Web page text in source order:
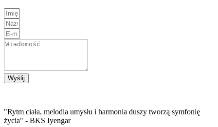
Wyślij
"Rytm ciała, melodia umysłu i harmonia duszy tworzą symfonię
życia" - BKS Iyengar